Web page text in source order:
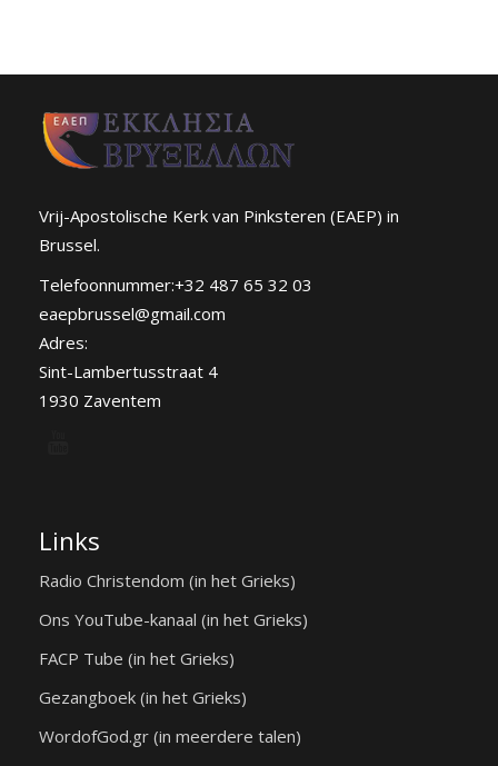
Vrij-Apostolische Kerk van Pinksteren (EAEP) in
Brussel.
Telefoonnummer:+32 487 65 32 03
eaepbrussel@gmail.com
Adres:
Sint-Lambertusstraat 4
1930 Zaventem
Links
Radio Christendom (in het Grieks)
Ons YouTube-kanaal (in het Grieks)
FACP Tube (in het Grieks)
Gezangboek (in het Grieks)
WordofGod.gr (in meerdere talen)